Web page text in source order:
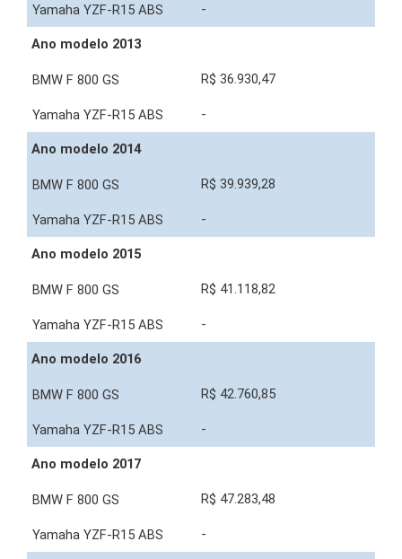
-
Ano modelo 2013
R$ 36.930,47
-
Ano modelo 2014
R$ 39.939,28
-
Ano modelo 2015
R$ 41.118,82
-
Ano modelo 2016
R$ 42.760,85
-
Ano modelo 2017
R$ 47.283,48
-